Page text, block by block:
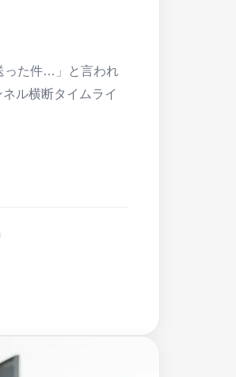
った件…」と言われ
ル横断タイムライ